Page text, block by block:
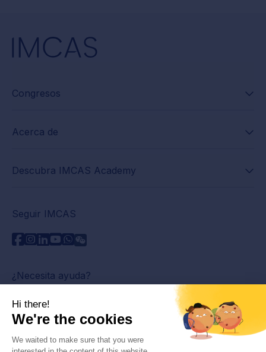
Congresos
Acerca de
Descubra IMCAS Academy
Seguir IMCAS
¿Necesita ayuda?
Contáctenos
Leer preguntas frecuentes